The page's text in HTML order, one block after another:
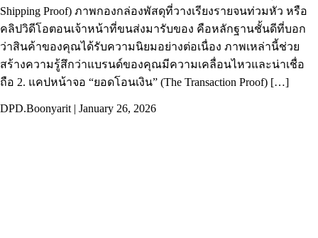
Shipping Proof) ภาพกองกล่องพัสดุที่วางเรียงรายจนท่วมหัว หรือ
คลิปวิดีโอตอนเจ้าหน้าที่ขนส่งมารับของ คือหลักฐานชั้นดีที่บอก
ว่าสินค้าของคุณได้รับความนิยมอย่างต่อเนื่อง ภาพเหล่านี้ช่วย
สร้างความรู้สึกว่าแบรนด์ของคุณมีความเคลื่อนไหวและน่าเชื่อ
ถือ 2. แคปหน้าจอ “ยอดโอนเงิน” (The Transaction Proof) […]
DPD.Boonyarit | January 26, 2026